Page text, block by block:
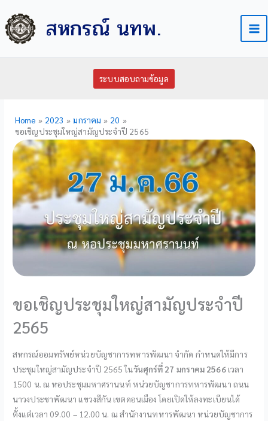
to
content
สหกรณ์ นทพ.
ระบบสอบถามข้อมูล
Home 2023 มกราคม
20
ขอเชิญประชุมใหญ่สามัญประจำปี 2565
ขอเชิญประชุมใหญ่สามัญประจำปี
2565
สหกรณ์ออมทรัพย์­หน่วยบัญชาการทหารพัฒนา จำกัด กำหนดให้มีการ
ประชุมใหญ่สามัญประจำปี 2565 ในวันศุกร์ที่ 27 มกราคม 2566เวลา
1500 น. ณ หอประชุมมหาศรานนท์ หน่วยบัญชาการทหารพัฒนา ถนน
นาวงประชาพัฒนา แขวงสีกัน เขตดอนเมือง โดยเปิดให้ลงทะเบียนได้
ตั้งแต่เวลา 09.00 – 12.00 น. ณ สำนักงานทหารพัฒนา หน่วยบัญชาการ